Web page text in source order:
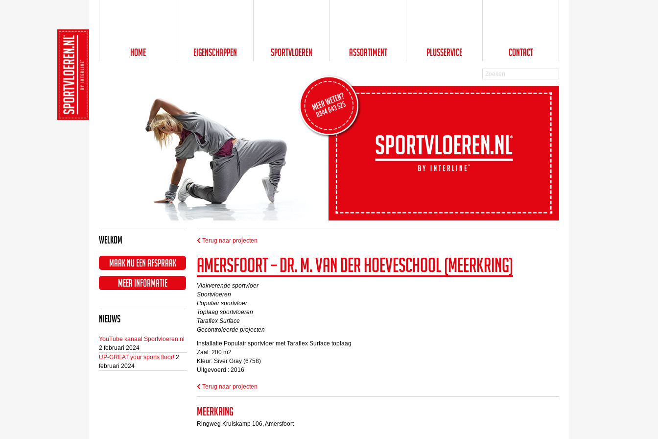
Home Eigenschappen Sportvloeren Assortiment PlusService Contact
Welkom
Maak nu een afspraak
Meer informatie
Nieuws
YouTube kanaal Sportvloeren.nl
2 februari 2024
UP-GREAT your sports floor! 2
februari 2024
Terug naar projecten
Amersfoort – Dr. M. van der Hoeveschool (Meerkring)
Vlakverende sportvloer
Sportvloeren
Populair sportvloer
Toplaag sportvloeren
Taraflex Surface
Gecontroleerde projecten
Installatie Populair sportvloer met Taraflex Surface toplaag
Zaal: 200 m2
Kleur: Siver Gray (6758)
Uitgevoerd : 2016
Terug naar projecten
Meerkring
Ringweg Kruiskamp 106, Amersfoort